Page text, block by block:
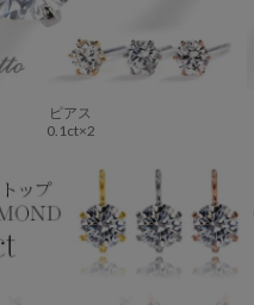
ピアス
0.1ct×2